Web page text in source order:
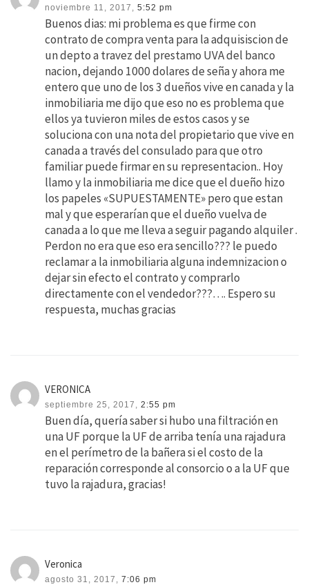
noviembre 11, 2017, 5:52 pm
Buenos dias: mi problema es que firme con
contrato de compra venta para la adquisiscion de
un depto a travez del prestamo UVA del banco
nacion, dejando 1000 dolares de seña y ahora me
entero que uno de los 3 dueños vive en canada y la
inmobiliaria me dijo que eso no es problema que
ellos ya tuvieron miles de estos casos y se
soluciona con una nota del propietario que vive en
canada a través del consulado para que otro
familiar puede firmar en su representacion.. Hoy
llamo y la inmobiliaria me dice que el dueño hizo
los papeles «SUPUESTAMENTE» pero que estan
mal y que esperarían que el dueño vuelva de
canada a lo que me lleva a seguir pagando alquiler .
Perdon no era que eso era sencillo??? le puedo
reclamar a la inmobiliaria alguna indemnizacion o
dejar sin efecto el contrato y comprarlo
directamente con el vendedor???…. Espero su
respuesta, muchas gracias
VERONICA
septiembre 25, 2017, 2:55 pm
Buen día, quería saber si hubo una filtración en
una UF porque la UF de arriba tenía una rajadura
en el perímetro de la bañera si el costo de la
reparación corresponde al consorcio o a la UF que
tuvo la rajadura, gracias!
Veronica
agosto 31, 2017, 7:06 pm